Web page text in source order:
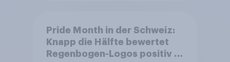
Pride Month in der Schweiz:
Knapp die Hälfte bewertet
Regenbogen-Logos positiv –